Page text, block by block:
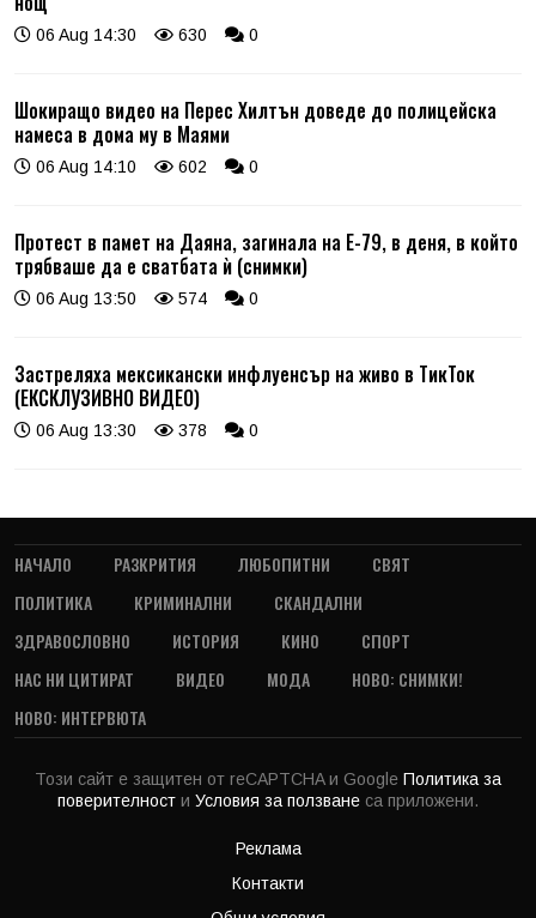
06 Aug 14:30 630 0
Шокиращо видео на Перес Хилтън доведе до полицейска
намеса в дома му в Маями
06 Aug 14:10 602 0
Протест в памет на Даяна, загинала на Е-79, в деня, в който
трябваше да е сватбата ѝ (снимки)
06 Aug 13:50 574 0
Застреляха мексикански инфлуенсър на живо в ТикТок
(ЕКСКЛУЗИВНО ВИДЕО)
06 Aug 13:30 378 0
НАЧАЛО РАЗКРИТИЯ ЛЮБОПИТНИ
СВЯТ
ПОЛИТИКА
КРИМИНАЛНИ
СКАНДАЛНИ
ЗДРАВОСЛОВНО
ИСТОРИЯ КИНО
СПОРТ
НАС НИ ЦИТИРАТ
ВИДЕО МОДА
НОВО: СНИМКИ!
НОВО: ИНТЕРВЮТА
Този сайт е защитен от reCAPTCHA и Google Политика за
поверителност и Условия за ползване са приложени.
Реклама
Контакти